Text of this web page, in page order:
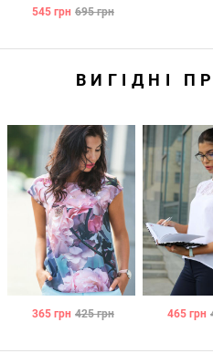
545 грн 695 грн
ВИГІДНІ
365 грн 425 грн 465 грн